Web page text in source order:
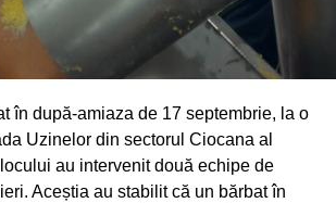
în după-amiaza de 17 septembrie, la o
Uzinelor din sectorul Ciocana al
au intervenit două echipe de
Aceștia au stabilit că un bărbat în